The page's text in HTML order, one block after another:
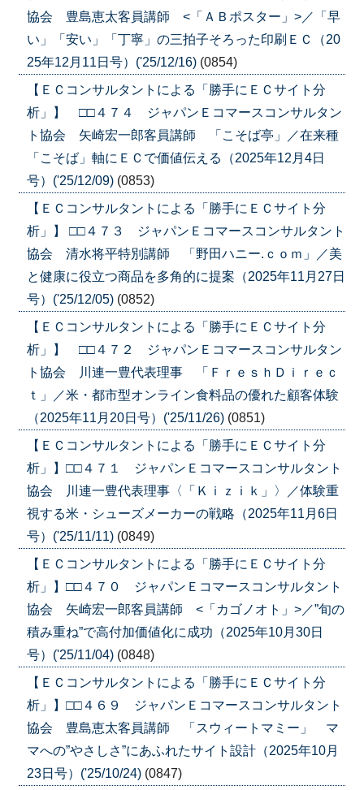
協会 豊島恵太客員講師 <「ＡＢポスター」>／「早
い」「安い」「丁寧」の三拍子そろった印刷ＥＣ（20
25年12月11日号）('25/12/16) (0854)
【ＥＣコンサルタントによる「勝手にＥＣサイト分
析」】 □□４７４ ジャパンＥコマースコンサルタン
ト協会 矢崎宏一郎客員講師 「こそば亭」／在来種
「こそば」軸にＥＣで価値伝える（2025年12月4日
号）('25/12/09) (0853)
【ＥＣコンサルタントによる「勝手にＥＣサイト分
析」】 □□４７３ ジャパンＥコマースコンサルタント
協会 清水将平特別講師 「野田ハニー.ｃｏｍ」／美
と健康に役立つ商品を多角的に提案（2025年11月27日
号）('25/12/05) (0852)
【ＥＣコンサルタントによる「勝手にＥＣサイト分
析」】 □□４７２ ジャパンＥコマースコンサルタン
ト協会 川連一豊代表理事 「ＦｒｅｓｈＤｉｒｅｃ
ｔ」／米・都市型オンライン食料品の優れた顧客体験
（2025年11月20日号）('25/11/26) (0851)
【ＥＣコンサルタントによる「勝手にＥＣサイト分
析」】□□４７１ ジャパンＥコマースコンサルタント
協会 川連一豊代表理事〈「Ｋｉｚｉｋ」〉／体験重
視する米・シューズメーカーの戦略（2025年11月6日
号）('25/11/11) (0849)
【ＥＣコンサルタントによる「勝手にＥＣサイト分
析」】□□４７０ ジャパンＥコマースコンサルタント
協会 矢崎宏一郎客員講師 <「カゴノオト」>／”旬の
積み重ね”で高付加価値化に成功（2025年10月30日
号）('25/11/04) (0848)
【ＥＣコンサルタントによる「勝手にＥＣサイト分
析」】□□４６９ ジャパンＥコマースコンサルタント
協会 豊島恵太客員講師 「スウィートマミー」 マ
マへの”やさしさ”にあふれたサイト設計（2025年10月
23日号）('25/10/24) (0847)